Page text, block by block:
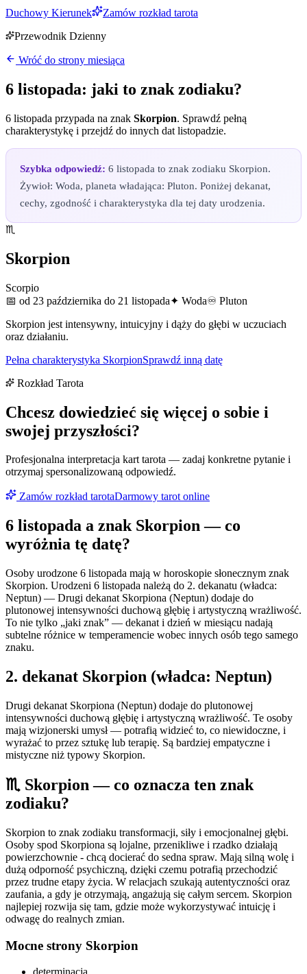
Duchowy Kierunek
Zamów rozkład tarota
Przewodnik Dzienny
Wróć do strony miesiąca
6 listopada: jaki to znak zodiaku?
6 listopada przypada na znak Skorpion. Sprawdź pełną
charakterystykę i przejdź do innych dat listopadzie.
Szybka odpowiedź: 6 listopada to znak zodiaku Skorpion.
Żywioł: Woda, planeta władająca: Pluton. Poniżej dekanat,
cechy, zgodność i charakterystyka dla tej daty urodzenia.
♏
Skorpion
Scorpio
📅 od 23 października do 21 listopada✦ Woda♾ Pluton
Skorpion jest intensywny, intuicyjny i dąży do głębi w uczuciach
oraz działaniu.
Pełna charakterystyka SkorpionSprawdź inną datę
Rozkład Tarota
Chcesz dowiedzieć się więcej o sobie i
swojej przyszłości?
Profesjonalna interpretacja kart tarota — zadaj konkretne pytanie i
otrzymaj spersonalizowaną odpowiedź.
Zamów rozkład tarotaDarmowy tarot online
6 listopada a znak Skorpion— co
wyróżnia tę datę?
Osoby urodzone 6 listopada mają w horoskopie słonecznym znak
Skorpion. Urodzeni 6 listopada należą do 2. dekanatu (władca:
Neptun) — Drugi dekanat Skorpiona (Neptun) dodaje do
plutonowej intensywności duchową głębię i artystyczną wrażliwość.
To nie tylko „jaki znak” — dekanat i dzień w miesiącu nadają
subtelne różnice w temperamencie wobec innych osób tego samego
znaku.
2. dekanat Skorpion (władca: Neptun)
Drugi dekanat Skorpiona (Neptun) dodaje do plutonowej
intensywności duchową głębię i artystyczną wrażliwość. Te osoby
mają wizjonerski umysł — potrafią widzieć to, co niewidoczne, i
wyrażać to przez sztukę lub terapię. Są bardziej empatyczne i
mistyczne niż typowy Skorpion.
♏ Skorpion — co oznacza ten znak
zodiaku?
Skorpion to znak zodiaku transformacji, siły i emocjonalnej głębi.
Osoby spod Skorpiona są lojalne, przenikliwe i rzadko działają
powierzchownie - chcą docierać do sedna spraw. Mają silną wolę i
dużą odporność psychiczną, dzięki czemu potrafią przechodzić
przez trudne etapy życia. W relacjach szukają autentyczności oraz
zaufania, a gdy je otrzymają, angażują się całym sercem. Skorpion
najlepiej rozwija się tam, gdzie może wykorzystywać intuicję i
odwagę do realnych zmian.
Mocne strony Skorpion